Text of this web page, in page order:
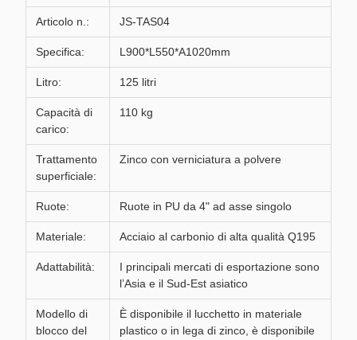
Articolo n.: JS-TAS04
Specifica: L900*L550*A1020mm
Litro: 125 litri
Capacità di
carico:
110 kg
Trattamento
superficiale:
Zinco con verniciatura a polvere
Ruote: Ruote in PU da 4" ad asse singolo
Materiale: Acciaio al carbonio di alta qualità Q195
Adattabilità:
I principali mercati di esportazione sono
l’Asia e il Sud-Est asiatico
Modello di
blocco del
È disponibile il lucchetto in materiale
plastico o in lega di zinco, è disponibile